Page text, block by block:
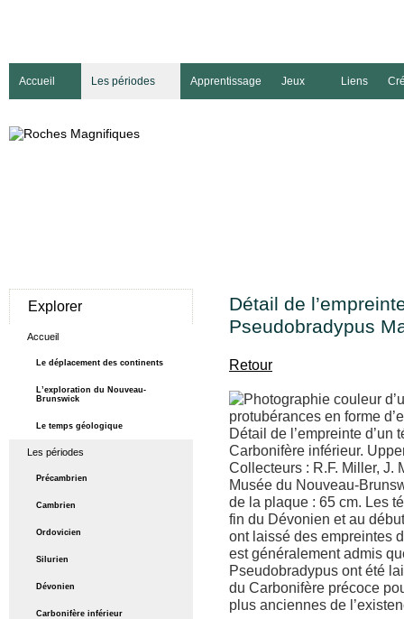
Accueil Les périodes Apprentissage Jeux Liens
Explorer
Accueil
Le déplacement des continents
L’exploration du Nouveau-
Brunswick
Le temps géologique
Les périodes
Précambrien
Cambrien
Ordovicien
Silurien
Dévonien
Carbonifère inférieur
Détail de
Pseudobradypus
Retour
Détail de l’empreinte d’un
Carbonifère inférieur.
Collecteurs : R.F. Miller, J.
Musée du Nouveau-
de la plaque : 65 cm. Les
fin du Dévonien et au
ont laissé des empreintes
est généralement admis
Pseudobradypus ont été
du Carbonifère précoce
plus anciennes de